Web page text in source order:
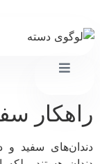
سفید و